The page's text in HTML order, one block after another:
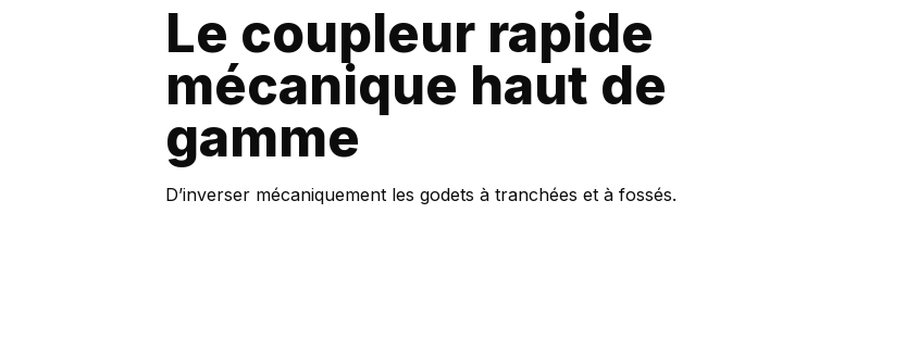
Le coupleur rapide
mécanique haut de
gamme
D’inverser mécaniquement les godets à tranchées et à fossés.